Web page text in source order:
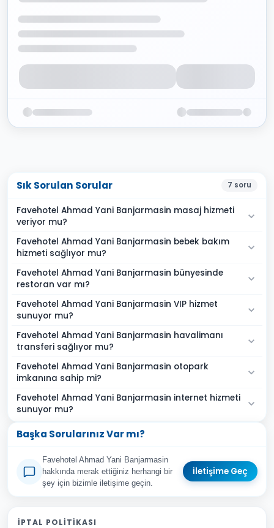
Sık Sorulan Sorular 7 soru
Favehotel Ahmad Yani Banjarmasin masaj hizmeti
veriyor mu?
Favehotel Ahmad Yani Banjarmasin bebek bakım
hizmeti sağlıyor mu?
Favehotel Ahmad Yani Banjarmasin bünyesinde
restoran var mı?
Favehotel Ahmad Yani Banjarmasin VIP hizmet
sunuyor mu?
Favehotel Ahmad Yani Banjarmasin havalimanı
transferi sağlıyor mu?
Favehotel Ahmad Yani Banjarmasin otopark
imkanına sahip mi?
Favehotel Ahmad Yani Banjarmasin internet hizmeti
sunuyor mu?
Başka Sorularınız Var mı?
Favehotel Ahmad Yani Banjarmasin
hakkında merak ettiğiniz herhangi bir
şey için bizimle iletişime geçin.
İletişime Geç
Adınız Soyadınız
İPTAL POLITIKASI